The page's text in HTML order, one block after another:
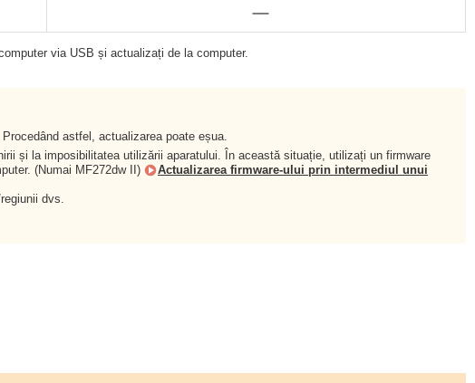
via USB și actualizați de la computer.
astfel, actualizarea poate eșua.
și la imposibilitatea utilizării aparatului. În această situație, utilizați un firmware
(Numai MF272dw II)
Actualizarea firmware-ului prin intermediul unui
dvs.